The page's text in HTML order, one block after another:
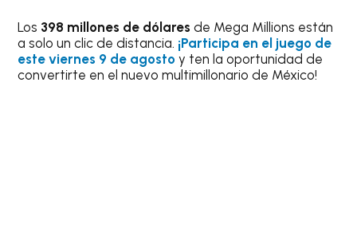
Los 398 millones de dólares de Mega Millions están
a solo un clic de distancia. ¡Participa en el juego de
este viernes 9 de agosto y ten la oportunidad de
convertirte en el nuevo multimillonario de México!